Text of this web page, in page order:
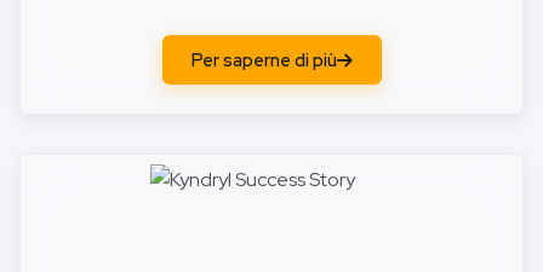
Per saperne di più